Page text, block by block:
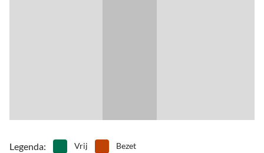
Legenda: Vrij Bezet